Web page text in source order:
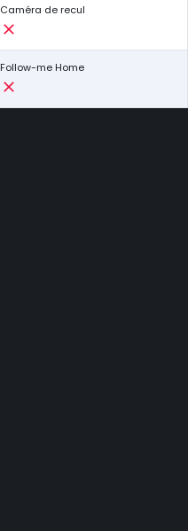
Caméra de recul
Follow-me Home